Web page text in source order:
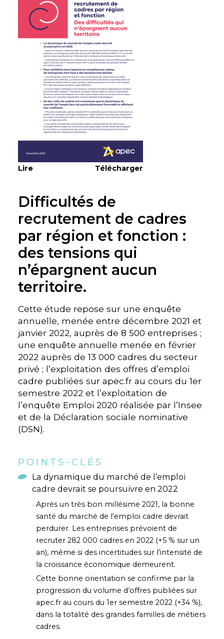
Lire Télécharger
Difficultés de
recrutement de cadres
par région et fonction :
des tensions qui
n’épargnent aucun
territoire.
Cette étude repose sur une enquête
annuelle, menée entre décembre 2021 et
janvier 2022, auprès de 8 500 entreprises ;
une enquête annuelle menée en février
2022 auprès de 13 000 cadres du secteur
privé ; l’exploitation des offres d’emploi
cadre publiées sur apec.fr au cours du 1er
semestre 2022 et l’exploitation de
l’enquête Emploi 2020 réalisée par l’Insee
et de la Déclaration sociale nominative
(DSN).
POINTS-CLÉS
La dynamique du marché de l’emploi
cadre devrait se poursuivre en 2022
Après un très bon millésime 2021, la bonne
santé du marché de l’emploi cadre devrait
perdurer. Les entreprises prévoient de
recruter 282 000 cadres en 2022 (+5 % sur un
an), même si des incertitudes sur l’intensité de
la croissance économique demeurent.
Cette bonne orientation se confirme par la
progression du volume d’offres publiées sur
apec.fr au cours du 1er semestre 2022 (+34 %),
dans la totalité des grandes familles de métiers
cadres.